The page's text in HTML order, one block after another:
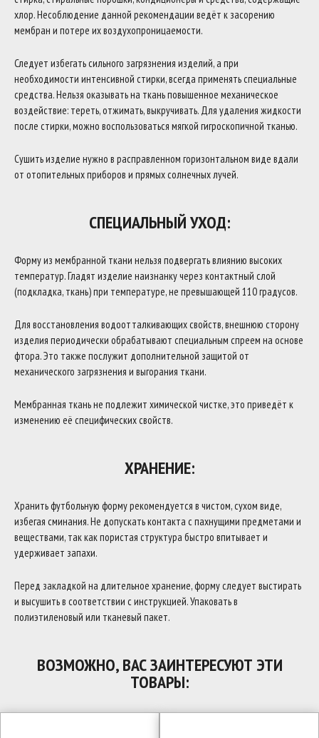
хлор. Несоблюдение данной рекомендации ведёт к засорению
мембран и потере их воздухопроницаемости.
Следует избегать сильного загрязнения изделий, а при
необходимости интенсивной стирки, всегда применять специальные
средства. Нельзя оказывать на ткань повышенное механическое
воздействие: тереть, отжимать, выкручивать. Для удаления жидкости
после стирки, можно воспользоваться мягкой гигроскопичной тканью.
Сушить изделие нужно в расправленном горизонтальном виде вдали
от отопительных приборов и прямых солнечных лучей.
СПЕЦИАЛЬНЫЙ УХОД:
Форму из мембранной ткани нельзя подвергать влиянию высоких
температур. Гладят изделие наизнанку через контактный слой
(подкладка, ткань) при температуре, не превышающей 110 градусов.
Для восстановления водоотталкивающих свойств, внешнюю сторону
изделия периодически обрабатывают специальным спреем на основе
фтора. Это также послужит дополнительной защитой от
механического загрязнения и выгорания ткани.
Мембранная ткань не подлежит химической чистке, это приведёт к
изменению её специфических свойств.
ХРАНЕНИЕ:
Хранить футбольную форму рекомендуется в чистом, сухом виде,
избегая сминания. Не допускать контакта с пахнущими предметами и
веществами, так как пористая структура быстро впитывает и
удерживает запахи.
Перед закладкой на длительное хранение, форму следует выстирать
и высушить в соответствии с инструкцией. Упаковать в
полиэтиленовый или тканевый пакет.
ВОЗМОЖНО, ВАС ЗАИНТЕРЕСУЮТ ЭТИ
ТОВАРЫ: